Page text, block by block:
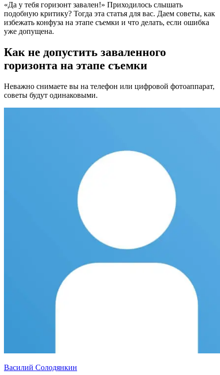
«Да у тебя горизонт завален!» Приходилось слышать
подобную критику? Тогда эта статья для вас. Даем советы, как
избежать конфуза на этапе съемки и что делать, если ошибка
уже допущена.
Как не допустить заваленного
горизонта на этапе съемки
Неважно снимаете вы на телефон или цифровой фотоаппарат,
советы будут одинаковыми.
Василий Солодянкин